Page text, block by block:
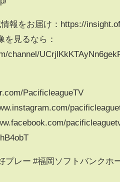
報をお届け：https://
見るなら：
channel/
PacificleagueTV
プレー #福岡ソフトバンクホ